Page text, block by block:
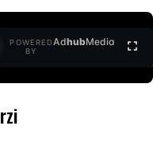
POWERED
BY
AdhubMedia